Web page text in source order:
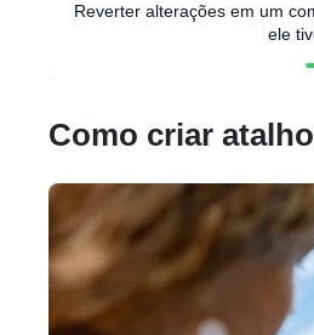
Reverter alterações em um
ele
Como criar